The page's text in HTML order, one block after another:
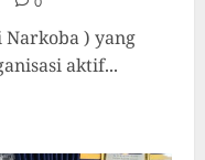
Narkoba ) yang
aktif...